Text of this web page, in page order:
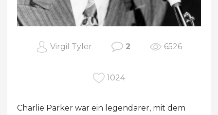
Virgil Tyler 2 6526
1024
Charlie Parker war ein legendärer, mit dem